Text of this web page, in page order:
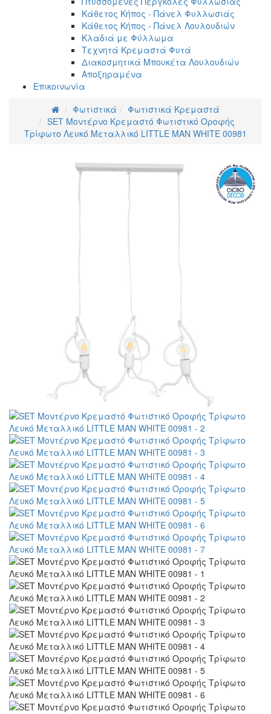
Κάθετος Κήπος - Πάνελ Φυλλωσιάς
Κάθετος Κήπος - Πάνελ Λουλουδιών
Κλαδιά με Φύλλωμα
Τεχνητά Κρεμαστά Φυτά
Διακοσμητικά Μπουκέτα Λουλουδιών
Αποξηραμένα
Επικοινωνία
Φωτιστικά
Φωτιστικά Κρεμαστά
SET Μοντέρνο Κρεμαστό Φωτιστικό Οροφής
Τρίφωτο Λευκό Μεταλλικό LITTLE MAN WHITE 00981